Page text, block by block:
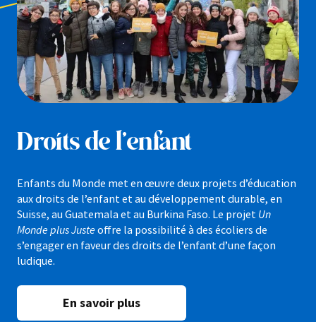
Droits de l’enfant
Enfants du Monde met en œuvre deux projets d’éducation
aux droits de l’enfant et au développement durable, en
Suisse, au Guatemala et au Burkina Faso. Le projet Un
Monde plus Justeoffre la possibilité à des écoliers de
s’engager en faveur des droits de l’enfant d’une façon
ludique.
En savoir plus